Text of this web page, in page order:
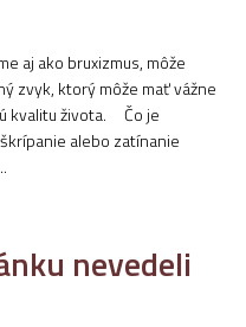
aj ako bruxizmus, môže
zvyk, ktorý môže mať vážne
kvalitu života. Čo je
alebo zatínanie
nevedeli